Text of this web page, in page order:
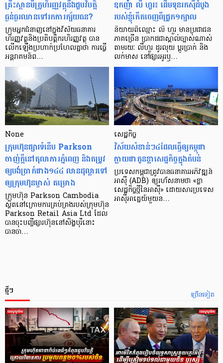
គ្រឹះស្ថាន​មីក្រូ​ហិរញ្ញវត្ថុ​នឹង​ជួប​វិបត្តិ​
ធ្ងន់ធ្ងរ​ឈាន​ទៅ​រក​ការ​ក្ស័យធន?
ក្រុម​អ្នក​ជំនាញ​នៅ​ក្នុង​វិស័យ​ធនាគារ
ហិរញ្ញវត្ថុ​និង​ប្រតិបត្តិករ​ហិរញ្ញ​វត្ថុ បាន​​
លើក​ឡើង​ប្រហាក់​ប្រហែល​គ្នា​ថា ការ​ធ្វើ​
អន្តរាគមន៍​ព…
ឧកញ៉ា លី ហួរ៖ ដើមទុនរកស៊ីដំបូង
របស់ខ្ញុំកើតចេញពីជ្រូក១ក្បាល
និយាយ​ពី​ឈ្មោះ លី ហួរ មាន​ប្រជាជន​
ភាគ​ច្រើន ប្រាកដ​ជា​ស្គាល់​ច្បាស់​ណាស់
តាមរយៈ លីហួរ ដូរ​លុយ ប្តូរ​បា្រក់ និង​
លក់​មាស នៅ​ផ្សារ​អូរ​ឫ…
None
ក្រុមហ៊ុនផ្សារទំនើប Parkson
ចាញ់ក្ដីនៅតុលាការភ្នំពេញ និងតម្រូវ
ឲ្យបង់ប្រាក់ជាង១៤៤ លានដុល្លារទៅ
ឲ្យក្រុមហ៊ុនម្ចាស់ គម្រោង
ក្រុមហ៊ុន Parkson Cambodia
ស្ថិតនៅក្រោមការគ្រប់គ្រងរបស់ក្រុមហ៊ុន
Parkson Retail Asia Ltd ដែល
បានចុះបញ្ចីផ្សារហ៊ុននៅសិង្ហបុរីនោះ
បានចា…
សេដ្ឋកិច្ច​
វិស័យ​សំខាន់ៗ​៤​ដែល​ធ្វើ​ឲ្យ​កម្ពុជា​
ក្លាយ​ជា​កូន​ខ្លា​សេដ្ឋកិច្ច​ក្នុង​តំបន់
ប្រទេស​កម្ពុជា​ត្រូវ​បាន​ធនាគារ​អភិវឌ្ឍន៍​
អាស៊ី (ADB) ឲ្យ​រហ័ស​នាមថា «ខ្លា​
សេដ្ឋកិច្ច​ថ្មី​នៃ​អាស៊ី» ដោយសារ​ប្រទេស​
អាស៊ី​អាគ្នេយ៍​មួយ​ន…
ច្រើនទៀត
ថ្មីៗ